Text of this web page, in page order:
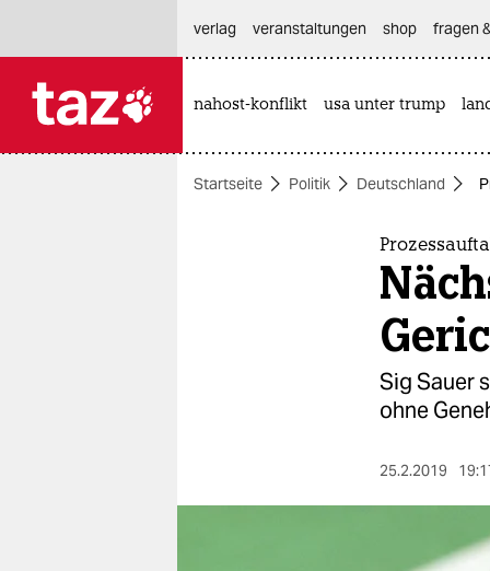
themen
verlag
veranstaltungen shop fragen
nahost-konflikt usa unter trump
Startseite Politik Deutschland
Sig Sauer
ohne
25.2.2019